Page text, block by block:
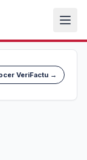
VeriFactu →